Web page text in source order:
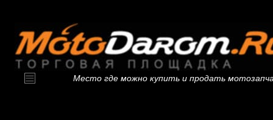
Место где можно купить и продать